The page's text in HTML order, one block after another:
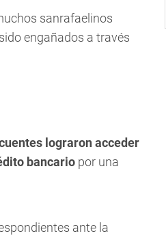
sanrafaelinos
engañados a través
lograron acceder
bancario por una
ante la